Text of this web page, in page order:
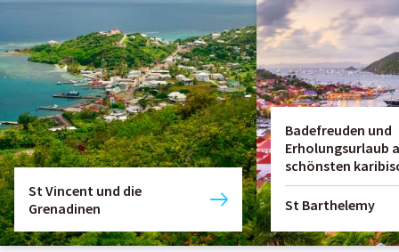
St Vincent und die
Grenadinen
Badefreuden und
Erholungsurlaub
schönsten
St Barthelemy